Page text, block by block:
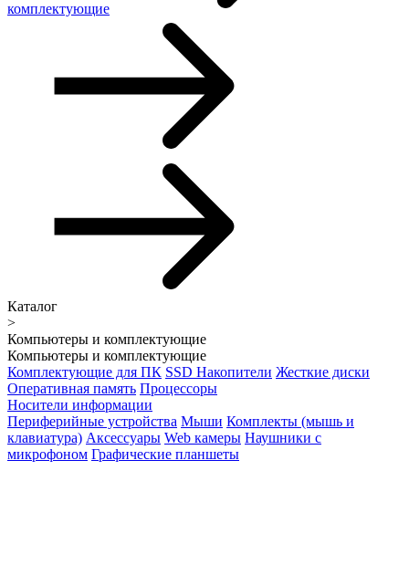
комплектующие
Каталог
>
Компьютеры и комплектующие
Компьютеры и комплектующие
Комплектующие для ПК SSD Накопители Жесткие диски
Оперативная память Процессоры
Носители информации
Периферийные устройства Мыши Комплекты (мышь и
клавиатура) Аксессуары Web камеры Наушники с
микрофоном Графические планшеты